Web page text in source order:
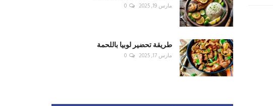
مارس 19, 2025 0
طريقة تحضير لوبيا باللحمة
مارس 17, 2025 0